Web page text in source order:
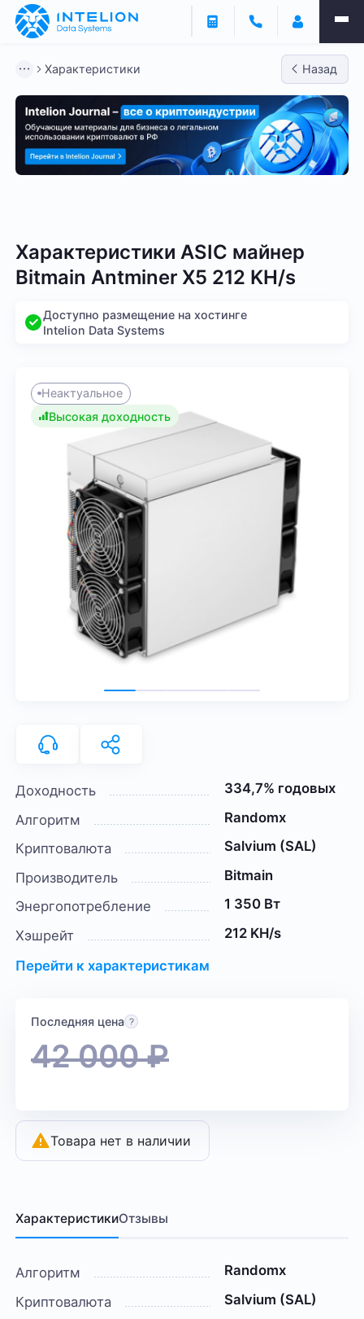
Характеристики Назад
Характеристики ASIC майнер
Bitmain Antminer X5 212 KH/s
Доступно размещение на хостинге
Intelion Data Systems
Неактуальное
Высокая доходность
Доходность
334,7% годовых
Алгоритм
Randomx
Криптовалюта
Salvium (SAL)
Производитель
Bitmain
Энергопотребление
1 350 Вт
Хэшрейт
212 KH/s
Перейти к характеристикам
Последняя цена
42 000₽
Товара нет в наличии
ХарактеристикиОтзывы
Алгоритм
Randomx
Криптовалюта
Salvium (SAL)